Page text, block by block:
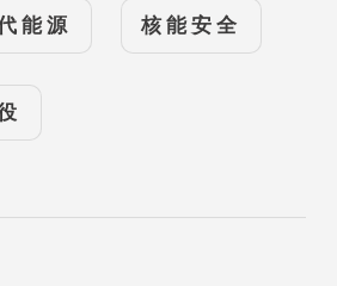
能源 核能安全